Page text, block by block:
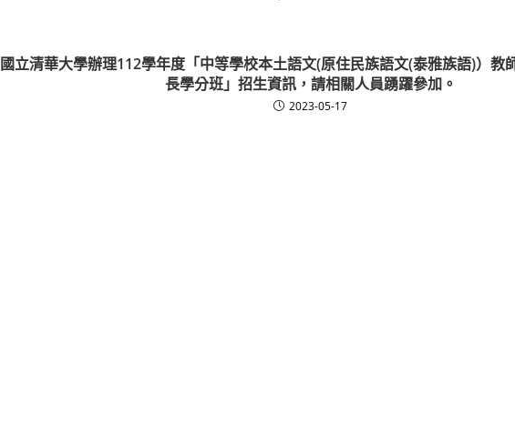
國立清華大學辦理112學年度「中等學校本土語文(原住民族語文(泰雅族語)）教
長學分班」招生資訊，請相關人員踴躍參加。
2023-05-17